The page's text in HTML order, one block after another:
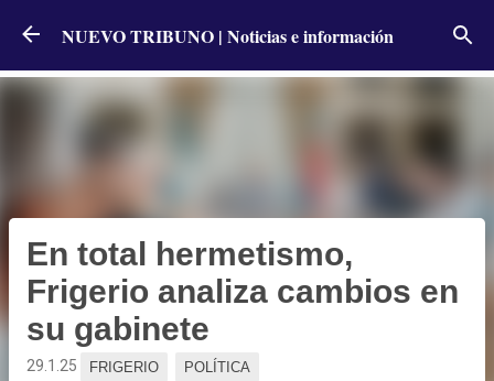
Ir al contenido principal
NUEVO TRIBUNO | Noticias e información
En total hermetismo,
Frigerio analiza cambios en
su gabinete
29.1.25 FRIGERIO POLÍTICA